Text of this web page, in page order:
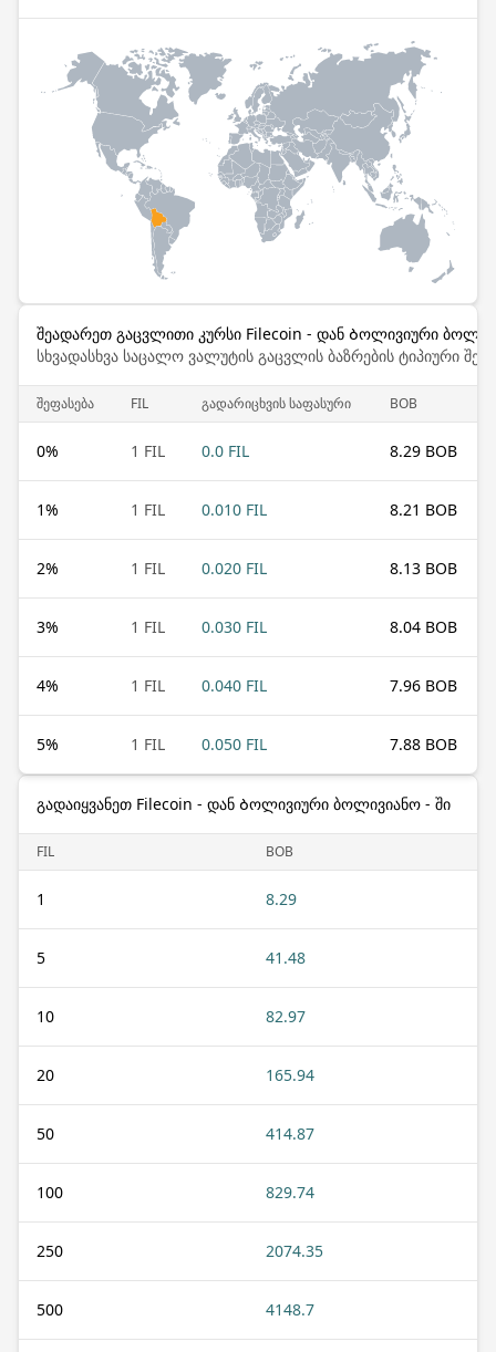
შეადარეთ გაცვლითი კურსი Filecoin - დან Ბოლივიური
სხვადასხვა საცალო ვალუტის გაცვლის ბაზრების ტიპიური
შეფასება FIL გადარიცხვის საფასური BOB
0% 1 FIL 0.0 FIL 8.29 BOB
1% 1 FIL 0.010 FIL 8.21 BOB
2% 1 FIL 0.020 FIL 8.13 BOB
3% 1 FIL 0.030 FIL 8.04 BOB
4% 1 FIL 0.040 FIL 7.96 BOB
5% 1 FIL 0.050 FIL 7.88 BOB
გადაიყვანეთ Filecoin - დან Ბოლივიური ბოლივიანო - ში
FIL BOB
1 8.29
5 41.48
10 82.97
20 165.94
50 414.87
100 829.74
250 2074.35
500 4148.7